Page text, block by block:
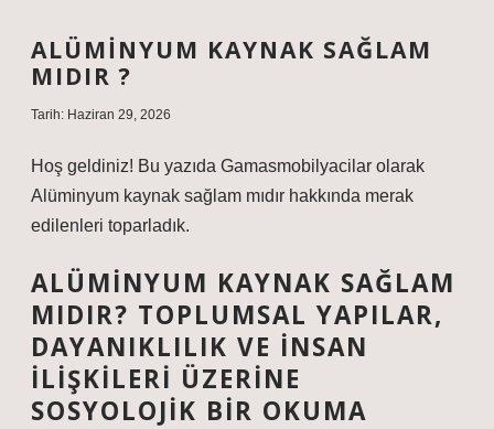
ALÜMINYUM KAYNAK SAĞLAM
MIDIR ?
Tarih: Haziran 29, 2026
Hoş geldiniz! Bu yazıda Gamasmobilyacilar olarak
Alüminyum kaynak sağlam mıdır hakkında merak
edilenleri toparladık.
ALÜMINYUM KAYNAK SAĞLAM
MIDIR? TOPLUMSAL YAPILAR,
DAYANIKLILIK VE İNSAN
İLIŞKILERI ÜZERINE
SOSYOLOJIK BIR OKUMA